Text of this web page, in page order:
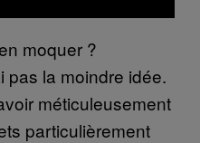
moquer ?
pas la moindre idée.
méticuleusement
particulièrement